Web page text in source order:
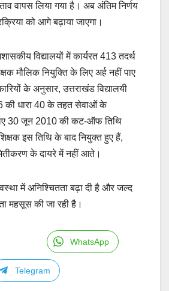
वापस लिया गया है। अब अंतिम निर्णय
को आगे बढ़ाया जाएगा।
विद्यालयों में कार्यरत 413 तदर्थ
मौलिक नियुक्ति के लिए अर्ह नहीं पाए
के अनुसार, उत्तराखंड विद्यालयी
की धारा 40 के तहत सेवाओं के
30 जून 2010 की कट-ऑफ तिथि
इस तिथि के बाद नियुक्त हुए हैं,
के दायरे में नहीं आते।
में अनिश्चितता बढ़ा दी है और जल्द
महसूस की जा रही है।
WhatsApp
Telegram